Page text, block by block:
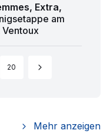
Extra,
am
20
Mehr anzeigen